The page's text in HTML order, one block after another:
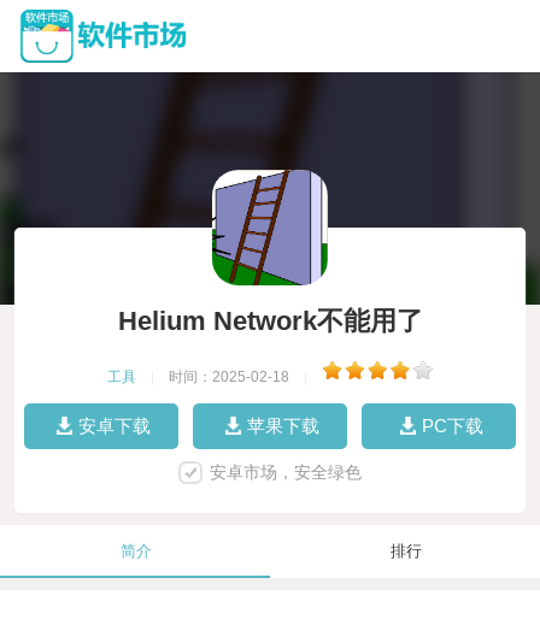
Helium Network不能用了
工具 时间：2025-02-18
安卓下载 苹果下载 PC下载
安卓市场，安全绿色
简介 排行